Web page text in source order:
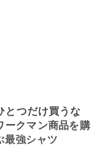
とつだけ買うな
ークマン商品を購
最強シャツ